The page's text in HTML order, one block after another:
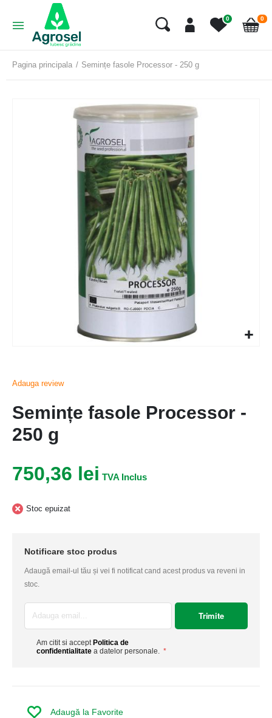
0
Cart
0
Pagina principala Semințe fasole Processor - 250 g
Adauga review
Semințe fasole Processor -
250 g
750,36 lei
Stoc epuizat
Notificare stoc produs
Adaugă email-ul tău și vei fi notificat cand acest produs va reveni in
stoc.
Am citit si accept Politica de
confidentialitate a datelor personale.
Trimite
Adaugă la Favorite